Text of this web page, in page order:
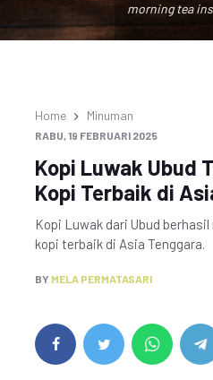
morning tea
Home Minuman
RABU, 19 FEBRUARI 2025
Kopi Luwak Ubud
Kopi Terbaik di
Kopi Luwak dari Ubud
kopi terbaik di Asia Tenggara.
BY MELA PERMATASARI